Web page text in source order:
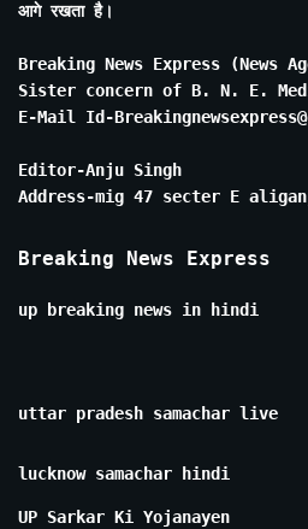
आगे रखता है।
Breaking News Express (News
Sister concern of B. N. E.
E-Mail Id-
Editor-Anju Singh
Address-mig 47 secter E
Breaking News Express
up breaking news in hindi
uttar pradesh samachar live
lucknow samachar hindi
UP Sarkar Ki Yojanayen